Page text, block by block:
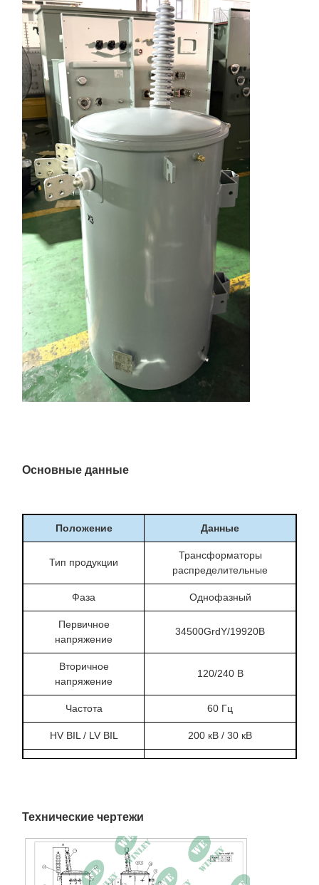
Основные данные
Положение Данные
Тип продукции
Трансформаторы
распределительные
Фаза Однофазный
Первичное
напряжение
34500GrdY/19920В
Вторичное
напряжение
120/240 В
Частота 60 Гц
HV BIL / LV BIL 200 кВ / 30 кВ
Способ охлаждения ОНАН
Повышение
Убытки без нагрузки 203 Вт
Технические чертежи